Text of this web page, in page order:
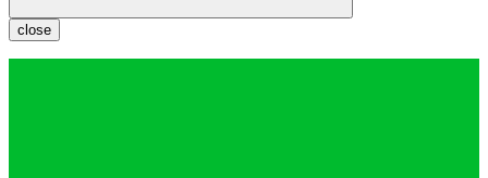
close